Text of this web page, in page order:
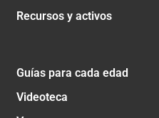
Recursos y activos
Guías para cada edad
Videoteca